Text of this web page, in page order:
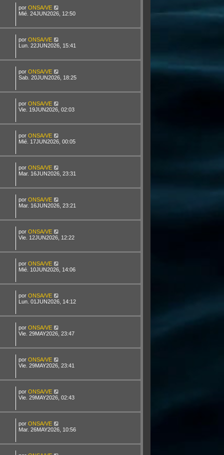
por ONSA/VE
Mié. 24JUN2026, 12:50
por ONSA/VE
Lun. 22JUN2026, 15:41
por ONSA/VE
Sab. 20JUN2026, 18:25
por ONSA/VE
Vie. 19JUN2026, 02:03
por ONSA/VE
Mié. 17JUN2026, 00:05
por ONSA/VE
Mar. 16JUN2026, 23:31
por ONSA/VE
Mar. 16JUN2026, 23:21
por ONSA/VE
Vie. 12JUN2026, 12:22
por ONSA/VE
Mié. 10JUN2026, 14:06
por ONSA/VE
Lun. 01JUN2026, 14:12
por ONSA/VE
Vie. 29MAY2026, 23:47
por ONSA/VE
Vie. 29MAY2026, 23:41
por ONSA/VE
Vie. 29MAY2026, 02:43
por ONSA/VE
Mar. 26MAY2026, 10:56